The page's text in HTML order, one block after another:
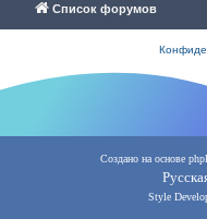
Список форумов
Создано на основе
Style